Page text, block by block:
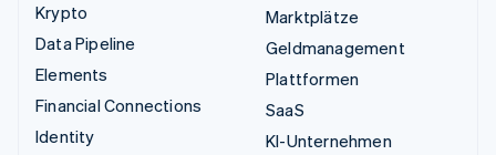
Krypto
Data Pipeline
Elements
Financial Connections
Identity
Marktplätze
Geldmanagement
Plattformen
SaaS
KI-Unternehmen